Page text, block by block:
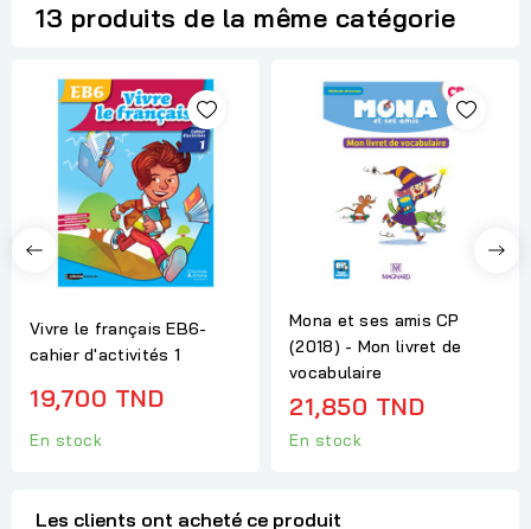
13 produits de la même catégorie
Vivre le français EB6-
cahier d'activités 1
19,700 TND
En stock
Mona et ses amis CP
(2018) - Mon livret de
vocabulaire
21,850 TND
En stock
Les clients ont acheté ce produit